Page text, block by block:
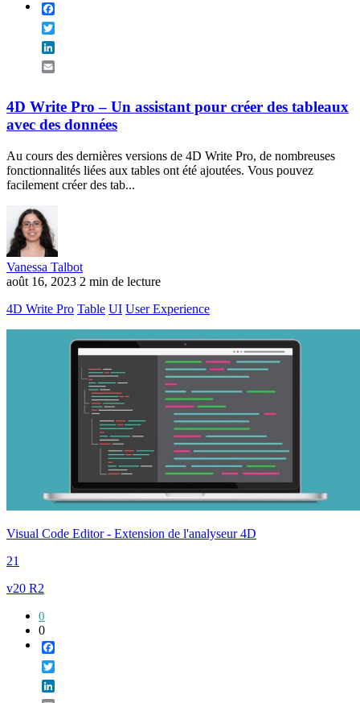
4D Write Pro – Un assistant pour créer des tableaux
avec des données
Au cours des dernières versions de 4D Write Pro, de nombreuses
fonctionnalités liées aux tables ont été ajoutées. Vous pouvez
facilement créer des tab...
Vanessa Talbot
août 16, 2023 2 min de lecture
4D Write Pro Table UI User Experience
Visual Code Editor - Extension de l'analyseur 4D
21
v20 R2
0
0